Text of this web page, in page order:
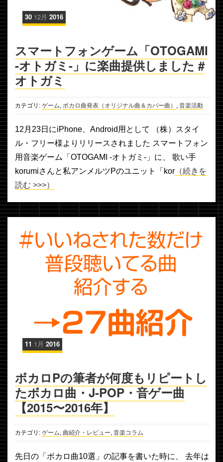
30 12月 2016
スマートフォンゲーム「OTOGAMI
-オトガミ-」に楽曲提供しました #
オトガミ
カテゴリ: ゲーム, ボカロ曲発表（オリジナル曲＆カバー曲） , 音楽活動
12月23日にiPhone、Android用として （株）スタイ
ル・フリー様よりリリースされました スマートフォン
用音楽ゲーム「OTOGAMI -オトガミ-」に、 歌い手
korumiさんと私アンメルツPのユニット「kor （続きを
読む >>>）
11 1月 2016
ボカロPの筆者が何度もリピートし
たボカロ曲・J-POP・音ゲー曲
【2015〜2016年】
カテゴリ: ゲーム, 曲紹介・レビュー, 音楽コラム
先日の「ボカロ曲10選」の記事を書いた時に、 去年は